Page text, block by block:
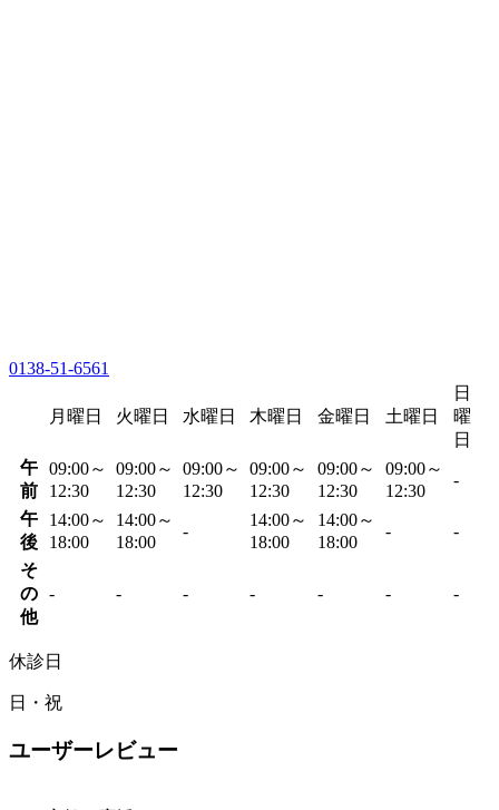
0138-51-6561
月曜日 火曜日 水曜日 木曜日 金曜日 土曜日
日
曜
日
午
前
09:00～
12:30
09:00～
12:30
09:00～
12:30
09:00～
12:30
09:00～
12:30
09:00～
12:30
-
午
後
14:00～
18:00
14:00～
18:00
-
14:00～
18:00
14:00～
18:00
- -
そ
の
他
- - - - - - -
休診日
日・祝
ユーザーレビュー